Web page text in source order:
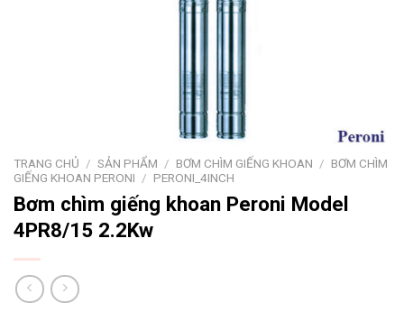
TRANG CHỦ / SẢN PHẨM / BƠM CHÌM GIẾNG KHOAN / BƠM CHÌM
GIẾNG KHOAN PERONI / PERONI_4INCH
Bơm chìm giếng khoan Peroni Model
4PR8/15 2.2Kw